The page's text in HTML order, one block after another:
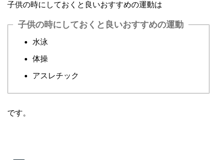
子供の時にしておくと良いおすすめの運動は
子供の時にしておくと良いおすすめの運動
水泳
体操
アスレチック
です。